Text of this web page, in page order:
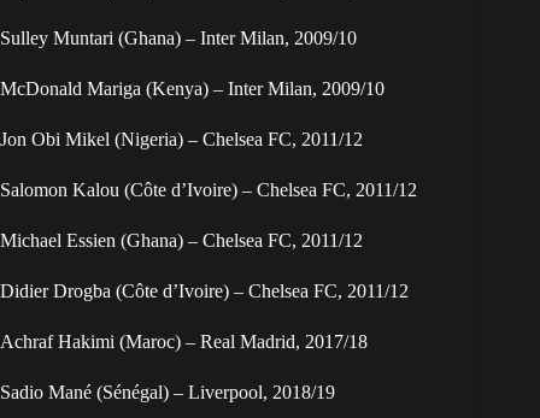
Sulley Muntari (Ghana) – Inter Milan, 2009/10
McDonald Mariga (Kenya) – Inter Milan, 2009/10
Jon Obi Mikel (Nigeria) – Chelsea FC, 2011/12
Salomon Kalou (Côte d’Ivoire) – Chelsea FC, 2011/12
Michael Essien (Ghana) – Chelsea FC, 2011/12
Didier Drogba (Côte d’Ivoire) – Chelsea FC, 2011/12
Achraf Hakimi (Maroc) – Real Madrid, 2017/18
Sadio Mané (Sénégal) – Liverpool, 2018/19